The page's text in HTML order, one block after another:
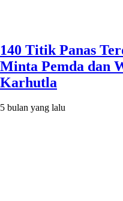
140 Titik Panas
Minta Pemda dan
Karhutla
5 bulan yang lalu